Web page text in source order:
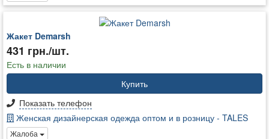
Жакет Demarsh
431 грн./шт.
Есть в наличии
Купить
Показать телефон
Женская дизайнерская одежда оптом и в розницу - TALES
Жалоба